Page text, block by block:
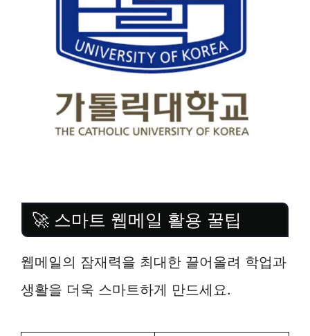
🚀 스마트 웹메일 활용 꿀팁
웹메일의 잠재력을 최대한 끌어올려 학업과
생활을 더욱 스마트하게 만드세요.